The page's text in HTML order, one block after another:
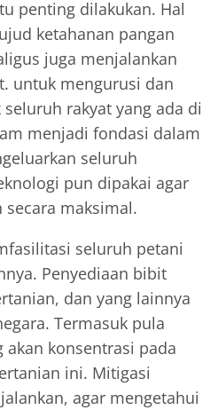
penting dilakukan. Hal
ketahanan pangan
juga menjalankan
untuk mengurusi dan
rakyat yang ada di
menjadi fondasi dalam
seluruh
pun dipakai agar
maksimal.
seluruh petani
Penyediaan bibit
dan yang lainnya
Termasuk pula
akan konsentrasi pada
ini. Mitigasi
agar mengetahui